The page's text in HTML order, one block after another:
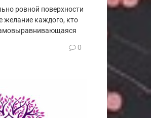
ровной поверхности
желание каждого, кто
0